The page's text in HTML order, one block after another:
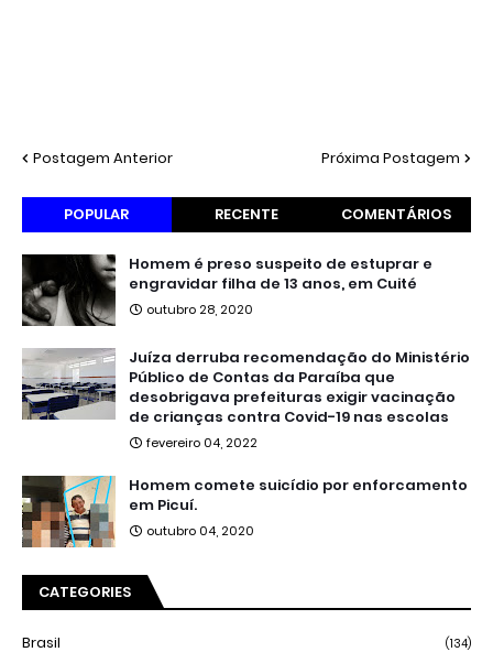
Postagem Anterior Próxima Postagem
POPULAR RECENTE COMENTÁRIOS
Homem é preso suspeito de estuprar e
engravidar filha de 13 anos, em Cuité
outubro 28, 2020
Juíza derruba recomendação do Ministério
Público de Contas da Paraíba que
desobrigava prefeituras exigir vacinação
de crianças contra Covid-19 nas escolas
fevereiro 04, 2022
Homem comete suicídio por enforcamento
em Picuí.
outubro 04, 2020
CATEGORIES
Brasil (134)